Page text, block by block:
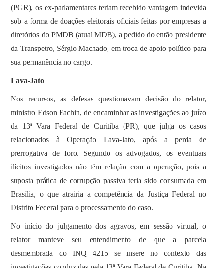
(PGR), os ex-parlamentares teriam recebido vantagem indevida
sob a forma de doações eleitorais oficiais feitas por empresas a
diretórios do PMDB (atual MDB), a pedido do então presidente
da Transpetro, Sérgio Machado, em troca de apoio político para
sua permanência no cargo.
Lava-Jato
Nos recursos, as defesas questionavam decisão do relator,
ministro Edson Fachin, de encaminhar as investigações ao juízo
da 13ª Vara Federal de Curitiba (PR), que julga os casos
relacionados à Operação Lava-Jato, após a perda de
prerrogativa de foro. Segundo os advogados, os eventuais
ilícitos investigados não têm relação com a operação, pois a
suposta prática de corrupção passiva teria sido consumada em
Brasília, o que atrairia a competência da Justiça Federal no
Distrito Federal para o processamento do caso.
No início do julgamento dos agravos, em sessão virtual, o
relator manteve seu entendimento de que a parcela
desmembrada do INQ 4215 se insere no contexto das